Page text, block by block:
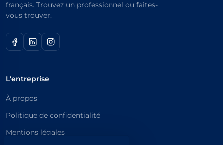
français. Trouvez un professionnel ou faites-
vous trouver.
L'entreprise
À propos
Politique de confidentialité
Mentions légales